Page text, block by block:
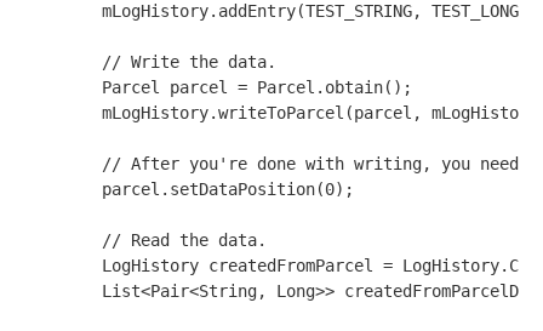
mLogHistory.addEntry(TEST_STRING, TEST_LONG);
// Write the data.
Parcel parcel = Parcel.obtain();
mLogHistory.writeToParcel(parcel,
// After you're done with writing, you need to
parcel.setDataPosition(0);
// Read the data.
LogHistory createdFromParcel =
List<Pair<String, Long>> createdFromParcelData